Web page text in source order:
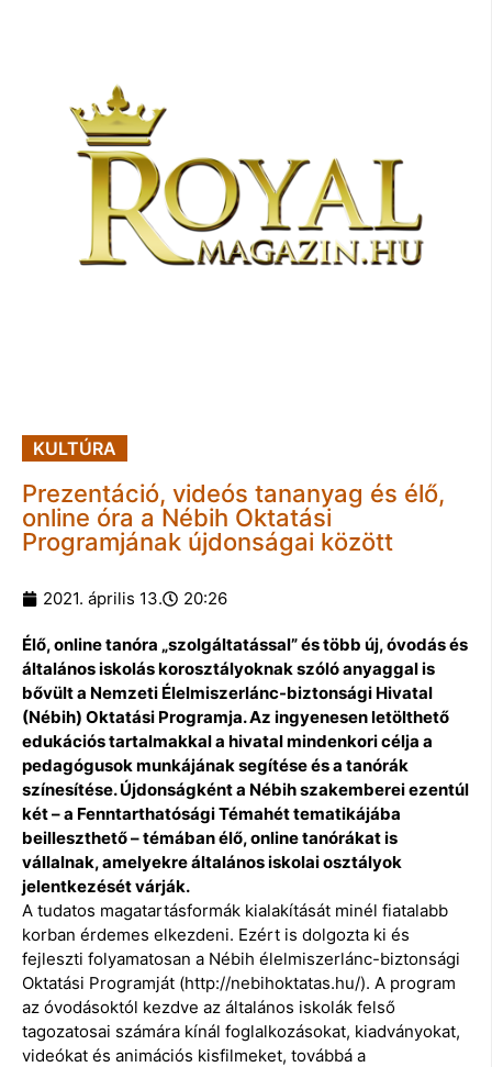
KULTÚRA
Prezentáció, videós tananyag és élő,
online óra a Nébih Oktatási
Programjának újdonságai között
2021. április 13. 20:26
Élő, online tanóra „szolgáltatással” és több új, óvodás és
általános iskolás korosztályoknak szóló anyaggal is
bővült a Nemzeti Élelmiszerlánc-biztonsági Hivatal
(Nébih) Oktatási Programja. Az ingyenesen letölthető
edukációs tartalmakkal a hivatal mindenkori célja a
pedagógusok munkájának segítése és a tanórák
színesítése. Újdonságként a Nébih szakemberei ezentúl
két – a Fenntarthatósági Témahét tematikájába
beilleszthető – témában élő, online tanórákat is
vállalnak, amelyekre általános iskolai osztályok
jelentkezését várják.
A tudatos magatartásformák kialakítását minél fiatalabb
korban érdemes elkezdeni. Ezért is dolgozta ki és
fejleszti folyamatosan a Nébih élelmiszerlánc-biztonsági
Oktatási Programját (http://nebihoktatas.hu/). A program
az óvodásoktól kezdve az általános iskolák felső
tagozatosai számára kínál foglalkozásokat, kiadványokat,
videókat és animációs kisfilmeket, továbbá a